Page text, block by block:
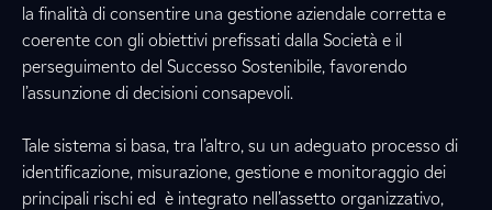
la finalità di consentire una gestione aziendale corretta e
coerente con gli obiettivi prefissati dalla Società e il
perseguimento del Successo Sostenibile, favorendo
l’assunzione di decisioni consapevoli.
Tale sistema si basa, tra l’altro, su un adeguato processo di
identificazione, misurazione, gestione e monitoraggio dei
principali rischi ed è integrato nell’assetto organizzativo,